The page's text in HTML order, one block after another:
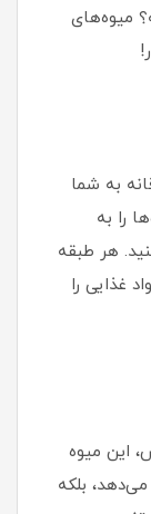
میوه‌های
به شما
را به
هر طبقه
غذایی را
این میوه
بلکه